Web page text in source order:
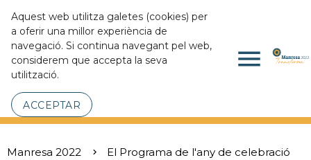
Aquest web utilitza galetes (cookies) per
a oferir una millor experiència de
navegació. Si continua navegant pel web,
considerem que accepta la seva
utilització.
ACCEPTAR
menu
Manresa 2022
El Programa de l'any de celebració